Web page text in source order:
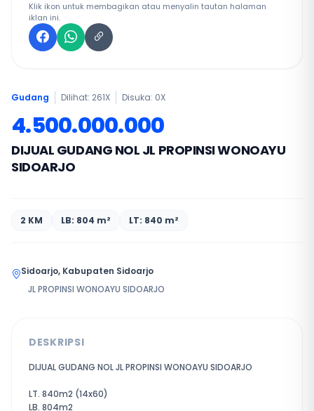
Klik ikon untuk membagikan atau menyalin tautan halaman
iklan ini.
Gudang Dilihat: 261X Disuka: 0X
4.500.000.000
DIJUAL GUDANG NOL JL PROPINSI WONOAYU
SIDOARJO
2 KM LB: 804 m² LT: 840 m²
Sidoarjo, Kabupaten Sidoarjo
JL PROPINSI WONOAYU SIDOARJO
DESKRIPSI
DIJUAL GUDANG NOL JL PROPINSI WONOAYU SIDOARJO
LT. 840m2 (14x60)
LB. 804m2